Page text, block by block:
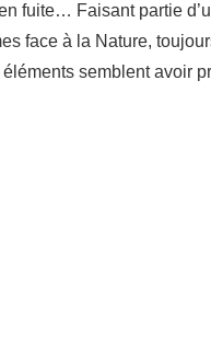
fuite… Faisant partie
face à la Nature,
semblent avoir